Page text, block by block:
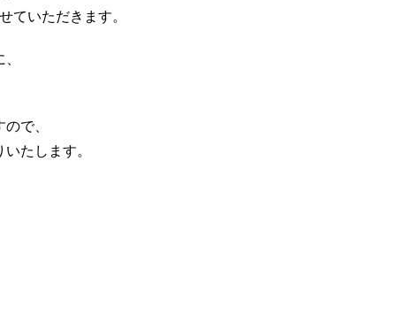
ていただきます。
で、
たします。